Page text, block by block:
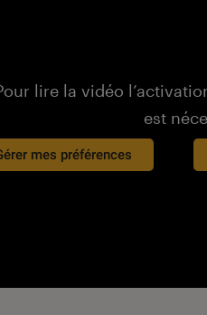
lire la vidéo
est
mes préférences